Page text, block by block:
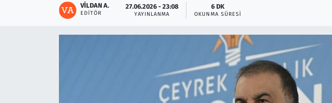
VILDAN A.
EDITÖR
27.06.2026 - 23:08
YAYINLANMA
6 DK
OKUNMA SÜRESI